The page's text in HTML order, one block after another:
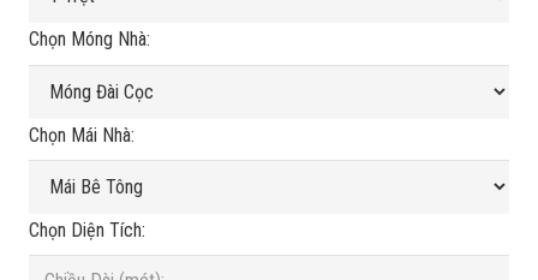
Chọn Móng Nhà:
Chọn Mái Nhà:
Chọn Diện Tích: